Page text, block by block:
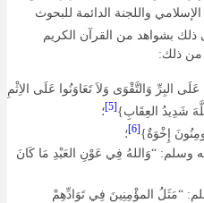
واللجنة الدائمة للبحوث
ذلك بشواهد من القرآن الكريم
من ذلك:
البِرِّ وَالتَّقْوَى وَلاَ تَعَاوَنُوا عَلَى الاِثْمِ
شَدِيدُ العِقَابِ}
؛
إِخْوَةٌ}
؛
وسلم: “وَاللهُ فِي عَوْنِ العَبْدِ مَا كَانَ
“مَثَلُ المؤْمِنِينَ فِي تَوَادِّهِمْ